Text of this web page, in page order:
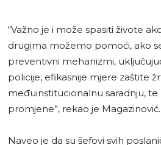
“Važno je i može spasiti živote
drugima možemo pomoći, ako
preventivni mehanizmi,
policije, efikasnije mjere zaštite
međuinstitucionalnu saradnju,
promjene”, rekao je Magazinović.
Naveo je da su šefovi svih